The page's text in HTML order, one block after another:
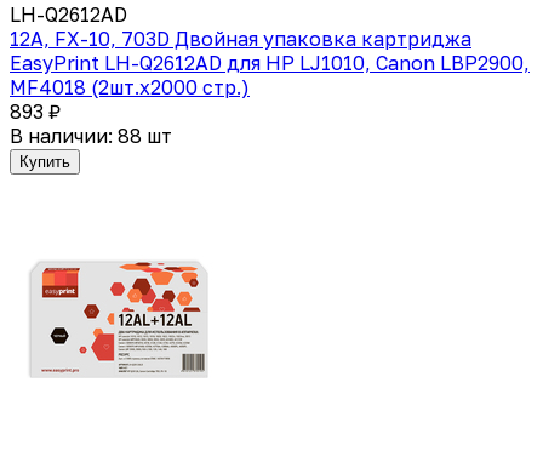
LH-Q2612AD
12A, FX-10, 703D Двойная упаковка картриджа
EasyPrint LH-Q2612AD для HP LJ1010, Canon LBP2900,
MF4018 (2шт.x2000 стр.)
893 ₽
В наличии: 88 шт
Купить